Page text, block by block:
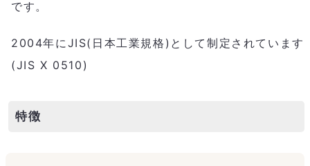
です。
2004年にJIS(日本工業規格)として制定されています
(JIS X 0510)
特徴